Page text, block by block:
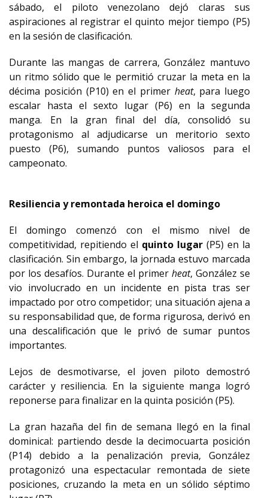
sábado, el piloto venezolano dejó claras sus
aspiraciones al registrar el quinto mejor tiempo (P5)
en la sesión de clasificación.
Durante las mangas de carrera, González mantuvo
un ritmo sólido que le permitió cruzar la meta en la
décima posición (P10) en el primer heat, para luego
escalar hasta el sexto lugar (P6) en la segunda
manga. En la gran final del día, consolidó su
protagonismo al adjudicarse un meritorio sexto
puesto (P6), sumando puntos valiosos para el
campeonato.
Resiliencia y remontada heroica el domingo
El domingo comenzó con el mismo nivel de
competitividad, repitiendo el quinto lugar (P5) en la
clasificación. Sin embargo, la jornada estuvo marcada
por los desafíos. Durante el primer heat, González se
vio involucrado en un incidente en pista tras ser
impactado por otro competidor; una situación ajena a
su responsabilidad que, de forma rigurosa, derivó en
una descalificación que le privó de sumar puntos
importantes.
Lejos de desmotivarse, el joven piloto demostró
carácter y resiliencia. En la siguiente manga logró
reponerse para finalizar en la quinta posición (P5).
La gran hazaña del fin de semana llegó en la final
dominical: partiendo desde la decimocuarta posición
(P14) debido a la penalización previa, González
protagonizó una espectacular remontada de siete
posiciones, cruzando la meta en un sólido séptimo